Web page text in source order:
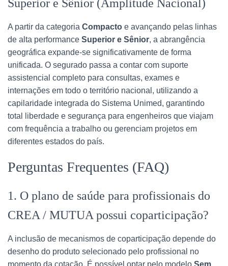
Superior e Sênior (Amplitude Nacional)
A partir da categoria Compacto e avançando pelas linhas
de alta performance Superior e Sênior, a abrangência
geográfica expande-se significativamente de forma
unificada. O segurado passa a contar com suporte
assistencial completo para consultas, exames e
internações em todo o território nacional, utilizando a
capilaridade integrada do Sistema Unimed, garantindo
total liberdade e segurança para engenheiros que viajam
com frequência a trabalho ou gerenciam projetos em
diferentes estados do país.
Perguntas Frequentes (FAQ)
1. O plano de saúde para profissionais do
CREA / MUTUA possui coparticipação?
A inclusão de mecanismos de coparticipação depende do
desenho do produto selecionado pelo profissional no